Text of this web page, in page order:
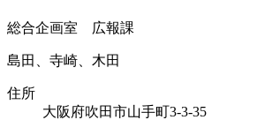
総合企画室 広報課
島田、寺崎、木田
住所
大阪府吹田市山手町3-3-35